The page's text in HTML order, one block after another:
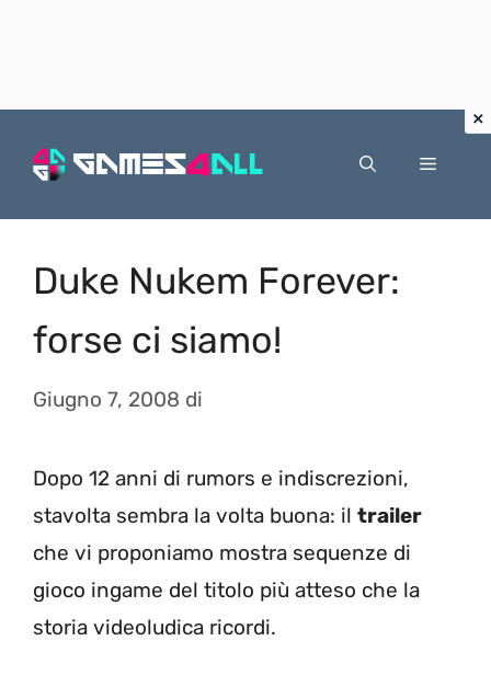
Menu
Duke Nukem Forever:
forse ci siamo!
Giugno 7, 2008 di
Dopo 12 anni di rumors e indiscrezioni,
stavolta sembra la volta buona: il trailer
che vi proponiamo mostra sequenze di
gioco ingame del titolo più atteso che la
storia videoludica ricordi.